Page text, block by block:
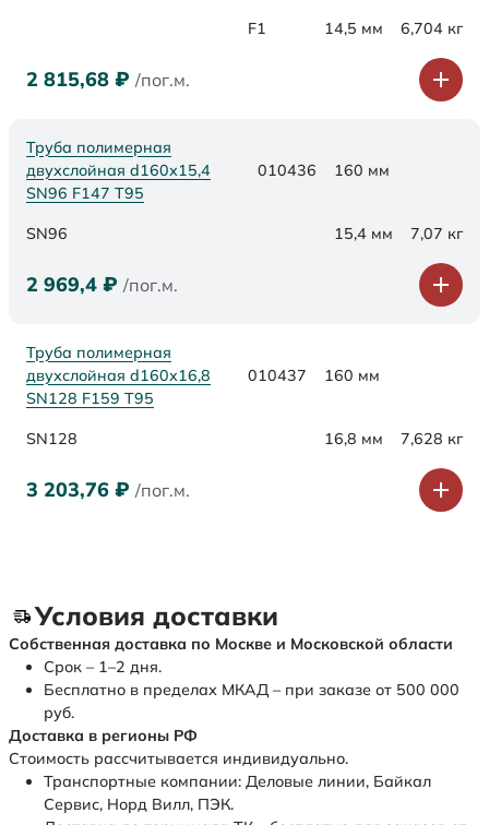
F1 14,5 мм 6,704 кг
2 815,68 ₽ /пог.м.
Труба полимерная
двухслойная d160х15,4
SN96 F147 Т95
010436 160 мм
SN96 15,4 мм 7,07 кг
2 969,4 ₽ /пог.м.
Труба полимерная
двухслойная d160х16,8
SN128 F159 Т95
010437 160 мм
SN128 16,8 мм 7,628 кг
3 203,76 ₽ /пог.м.
Условия доставки
Собственная доставка по Москве и Московской области
Срок – 1–2 дня.
Бесплатно в пределах МКАД – при заказе от 500 000
руб.
Доставка в регионы РФ
Стоимость рассчитывается индивидуально.
Транспортные компании: Деловые линии, Байкал
Сервис, Норд Вилл, ПЭК.